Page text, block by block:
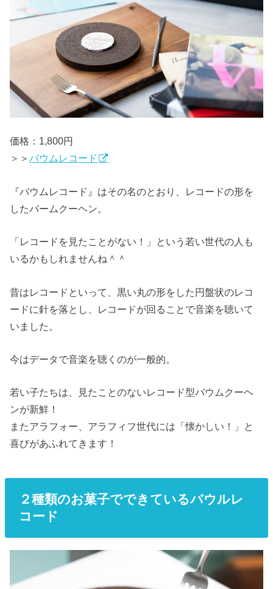
価格：1,800円
＞＞バウムレコード
『バウムレコード』はその名のとおり、レコードの形を
したバームクーヘン。
「レコードを見たことがない！」という若い世代の人も
いるかもしれませんね＾＾
昔はレコードといって、黒い丸の形をした円盤状のレコ
ードに針を落とし、レコードが回ることで音楽を聴いて
いました。
今はデータで音楽を聴くのが一般的。
若い子たちは、見たことのないレコード型バウムクーヘ
ンが新鮮！
またアラフォー、アラフィフ世代には「懐かしい！」と
喜びがあふれてきます！
２種類のお菓子でできているバウルレ
コード